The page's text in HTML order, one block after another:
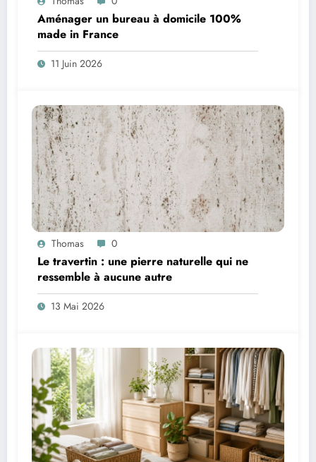
Aménager un bureau à domicile 100%
made in France
11 Juin 2026
Thomas 0
Le travertin : une pierre naturelle qui ne
ressemble à aucune autre
13 Mai 2026